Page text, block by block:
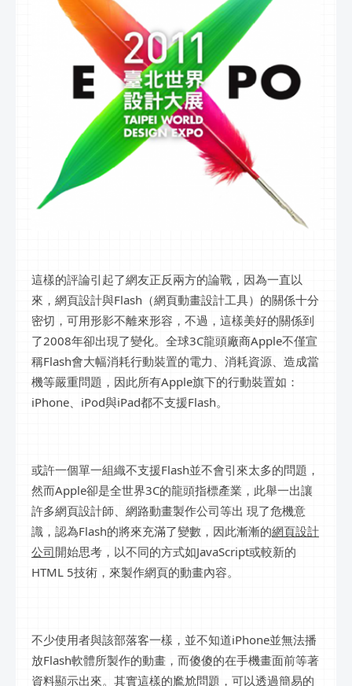
這樣的評論引起了網友正反兩方的論戰，因為一直以
來，網頁設計與Flash（網頁動畫設計工具）的關係十分
密切，可用形影不離來形容，不過，這樣美好的關係到
了2008年卻出現了變化。全球3C龍頭廠商Apple不僅宣
稱Flash會大幅消耗行動裝置的電力、消耗資源、造成當
機等嚴重問題，因此所有Apple旗下的行動裝置如：
iPhone、iPod與iPad都不支援Flash。
或許一個單一組織不支援Flash並不會引來太多的問題，
然而Apple卻是全世界3C的龍頭指標產業，此舉一出讓
許多網頁設計師、網路動畫製作公司等出 現了危機意
識，認為Flash的將來充滿了變數，因此漸漸的網頁設計
公司開始思考，以不同的方式如JavaScript或較新的
HTML 5技術，來製作網頁的動畫內容。
不少使用者與該部落客一樣，並不知道iPhone並無法播
放Flash軟體所製作的動畫，而傻傻的在手機畫面前等著
資料顯示出來。其實這樣的尷尬問題，可以透過簡易的